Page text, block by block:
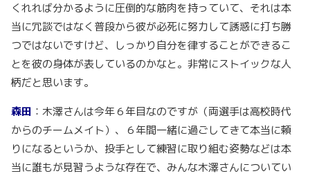
くれれば分かるように圧倒的な筋肉を持っていて、それは本
当に冗談ではなく普段から彼が必死に努力して誘惑に打ち勝
つではないですけど、しっかり自分を律することができるこ
とを彼の身体が表しているのかなと。非常にストイックな人
柄だと思います。
森田 ：木澤さんは今年６年目なのですが（両選手は高校時代
からのチームメイト）、６年間一緒に過ごしてきて本当に頼
りになるというか、投手として練習に取り組む姿勢などは本
当に誰もが見習うような存在で、みんな木澤さんについてい